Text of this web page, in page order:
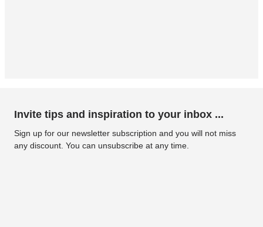
Invite tips and inspiration to your inbox ...
Sign up for our newsletter subscription and you will not miss
any discount. You can unsubscribe at any time.